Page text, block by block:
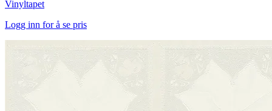
Vinyltapet
Logg inn for å se pris